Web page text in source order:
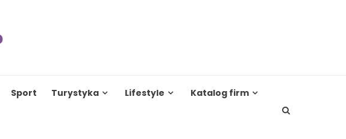
Sport Turystyka Lifestyle Katalog firm